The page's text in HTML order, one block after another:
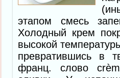
этапом смесь
Холодный крем
высокой
превратившись в
франц. слово